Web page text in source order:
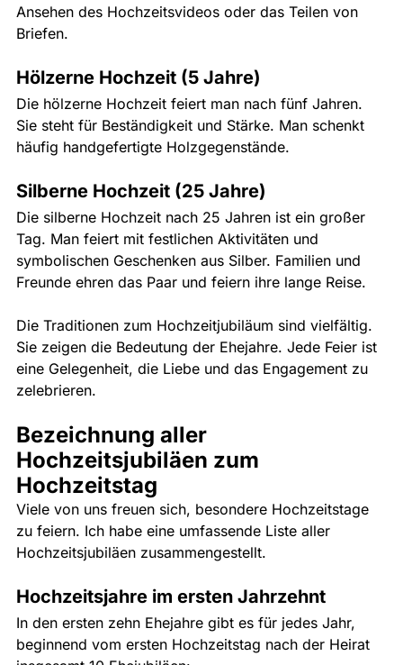
Ansehen des Hochzeitsvideos oder das Teilen von
Briefen.
Hölzerne Hochzeit (5 Jahre)
Die hölzerne Hochzeit feiert man nach fünf Jahren.
Sie steht für Beständigkeit und Stärke. Man schenkt
häufig handgefertigte Holzgegenstände.
Silberne Hochzeit (25 Jahre)
Die silberne Hochzeit nach 25 Jahren ist ein großer
Tag. Man feiert mit festlichen Aktivitäten und
symbolischen Geschenken aus Silber. Familien und
Freunde ehren das Paar und feiern ihre lange Reise.
Die Traditionen zum Hochzeitjubiläum sind vielfältig.
Sie zeigen die Bedeutung der Ehejahre. Jede Feier ist
eine Gelegenheit, die Liebe und das Engagement zu
zelebrieren.
Bezeichnung aller
Hochzeitsjubiläen zum
Hochzeitstag
Viele von uns freuen sich, besondere Hochzeitstage
zu feiern. Ich habe eine umfassende Liste aller
Hochzeitsjubiläen zusammengestellt.
Hochzeitsjahre im ersten Jahrzehnt
In den ersten zehn Ehejahre gibt es für jedes Jahr,
beginnend vom ersten Hochzeitstag nach der Heirat